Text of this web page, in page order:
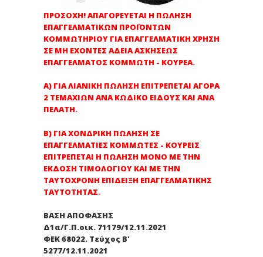
ΠΡΟΣΟΧΗ! ΑΠΑΓΟΡΕΥΕΤΑΙ Η ΠΩΛΗΣΗ
ΕΠΑΓΓΕΛΜΑΤΙΚΩΝ ΠΡΟΪΟΝΤΩΝ
ΚΟΜΜΩΤΗΡΙΟΥ ΓΙΑ ΕΠΑΓΓΕΛΜΑΤΙΚΗ ΧΡΗΣΗ
ΣΕ ΜΗ ΕΧΟΝΤΕΣ ΑΔΕΙΑ ΑΣΚΗΣΕΩΣ
ΕΠΑΓΓΕΛΜΑΤΟΣ ΚΟΜΜΩΤΗ - ΚΟΥΡΕΑ.
Α) ΓΙΑ ΛΙΑΝΙΚΗ ΠΩΛΗΣΗ ΕΠΙΤΡΕΠΕΤΑΙ ΑΓΟΡΑ
2 ΤΕΜΑΧΙΩΝ ΑΝΑ ΚΩΔΙΚΟ ΕΙΔΟΥΣ ΚΑΙ ΑΝΑ
ΠΕΛΑΤΗ.
Β) ΓΙΑ ΧΟΝΔΡΙΚΗ ΠΩΛΗΣΗ ΣΕ
ΕΠΑΓΓΕΛΜΑΤΙΕΣ ΚΟΜΜΩΤΕΣ - ΚΟΥΡΕΙΣ
ΕΠΙΤΡΕΠΕΤΑΙ Η ΠΩΛΗΣΗ ΜΟΝΟ ΜΕ ΤΗΝ
ΕΚΔΟΣΗ ΤΙΜΟΛΟΓΙΟΥ ΚΑΙ ΜΕ ΤΗΝ
ΤΑΥΤΟΧΡΟΝΗ ΕΠΙΔΕΙΞΗ ΕΠΑΓΓΕΛΜΑΤΙΚΗΣ
ΤΑΥΤΟΤΗΤΑΣ.
ΒΑΣΗ ΑΠΟΦΑΣΗΣ
Δ1α/Γ.Π.οικ. 71179/12.11.2021
ΦΕΚ 68022. Τεύχος Β'
5277/12.11.2021